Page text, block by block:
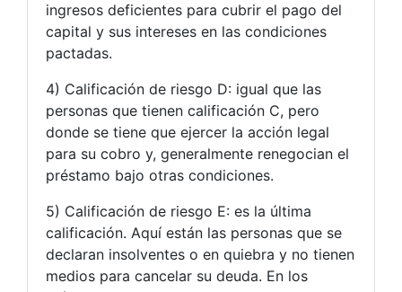
ingresos deficientes para cubrir el pago del
capital y sus intereses en las condiciones
pactadas.
4) Calificación de riesgo D: igual que las
personas que tienen calificación C, pero
donde se tiene que ejercer la acción legal
para su cobro y, generalmente renegocian el
préstamo bajo otras condiciones.
5) Calificación de riesgo E: es la última
calificación. Aquí están las personas que se
declaran insolventes o en quiebra y no tienen
medios para cancelar su deuda. En los